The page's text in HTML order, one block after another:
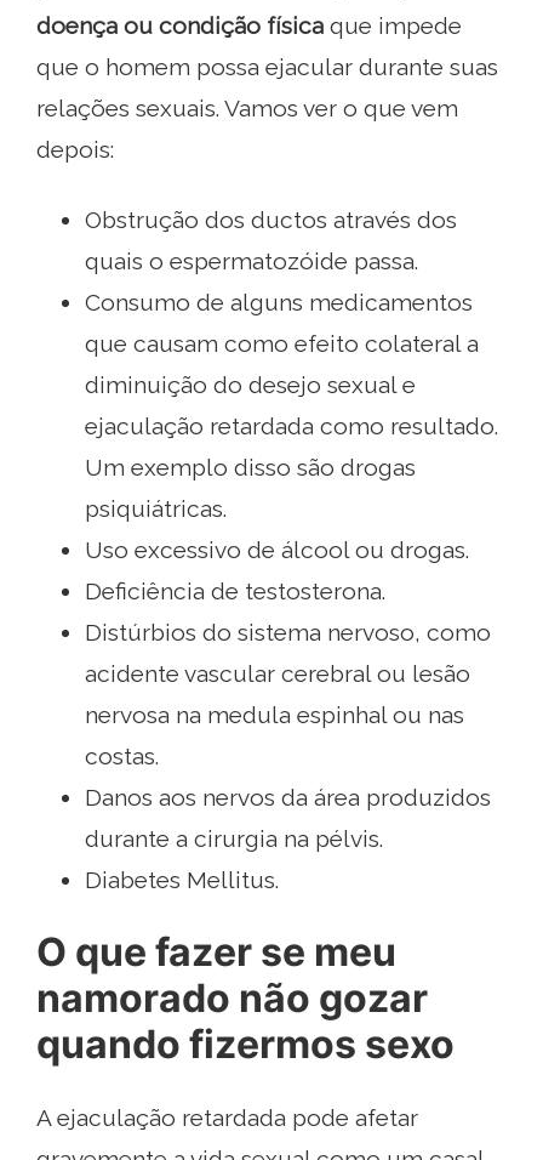
doença ou condição física que impede
que o homem possa ejacular durante suas
relações sexuais. Vamos ver o que vem
depois:
Obstrução dos ductos através dos
quais o espermatozóide passa.
Consumo de alguns medicamentos
que causam como efeito colateral a
diminuição do desejo sexual e
ejaculação retardada como resultado.
Um exemplo disso são drogas
psiquiátricas.
Uso excessivo de álcool ou drogas.
Deficiência de testosterona.
Distúrbios do sistema nervoso, como
acidente vascular cerebral ou lesão
nervosa na medula espinhal ou nas
costas.
Danos aos nervos da área produzidos
durante a cirurgia na pélvis.
Diabetes Mellitus.
O que fazer se meu
namorado não gozar
quando fizermos sexo
A ejaculação retardada pode afetar